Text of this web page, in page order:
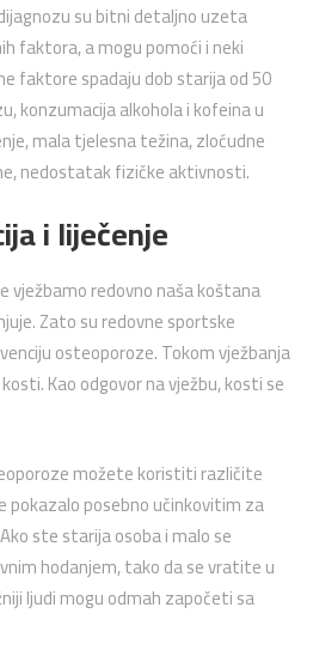
su bitni detaljno uzeta
faktora, a mogu pomoći i neki
faktore spadaju dob starija od 50
konzumacija alkohola i kofeina u
mala tjelesna težina, zloćudne
nedostatak fizičke aktivnosti.
i liječenje
vježbamo redovno naša koštana
Zato su redovne sportske
osteoporoze. Tokom vježbanja
Kao odgovor na vježbu, kosti se
možete koristiti različite
pokazalo posebno učinkovitim za
ste starija osoba i malo se
hodanjem, tako da se vratite u
ljudi mogu odmah započeti sa